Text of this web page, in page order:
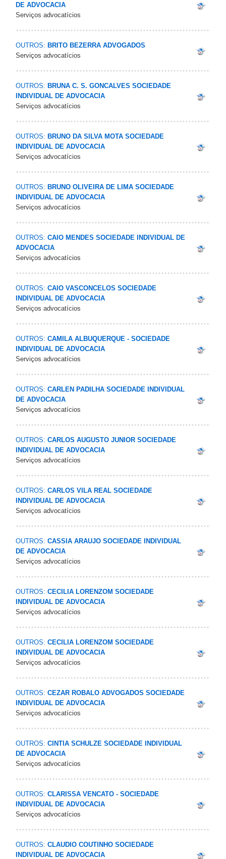
DE ADVOCACIA
Serviços advocatícios
OUTROS: BRITO BEZERRA ADVOGADOS
Serviços advocatícios
OUTROS: BRUNA C. S. GONCALVES SOCIEDADE
INDIVIDUAL DE ADVOCACIA
Serviços advocatícios
OUTROS: BRUNO DA SILVA MOTA SOCIEDADE
INDIVIDUAL DE ADVOCACIA
Serviços advocatícios
OUTROS: BRUNO OLIVEIRA DE LIMA SOCIEDADE
INDIVIDUAL DE ADVOCACIA
Serviços advocatícios
OUTROS: CAIO MENDES SOCIEDADE INDIVIDUAL DE
ADVOCACIA
Serviços advocatícios
OUTROS: CAIO VASCONCELOS SOCIEDADE
INDIVIDUAL DE ADVOCACIA
Serviços advocatícios
OUTROS: CAMILA ALBUQUERQUE - SOCIEDADE
INDIVIDUAL DE ADVOCACIA
Serviços advocatícios
OUTROS: CARLEN PADILHA SOCIEDADE INDIVIDUAL
DE ADVOCACIA
Serviços advocatícios
OUTROS: CARLOS AUGUSTO JUNIOR SOCIEDADE
INDIVIDUAL DE ADVOCACIA
Serviços advocatícios
OUTROS: CARLOS VILA REAL SOCIEDADE
INDIVIDUAL DE ADVOCACIA
Serviços advocatícios
OUTROS: CASSIA ARAUJO SOCIEDADE INDIVIDUAL
DE ADVOCACIA
Serviços advocatícios
OUTROS: CECILIA LORENZOM SOCIEDADE
INDIVIDUAL DE ADVOCACIA
Serviços advocatícios
OUTROS: CECILIA LORENZOM SOCIEDADE
INDIVIDUAL DE ADVOCACIA
Serviços advocatícios
OUTROS: CEZAR ROBALO ADVOGADOS SOCIEDADE
INDIVIDUAL DE ADVOCACIA
Serviços advocatícios
OUTROS: CINTIA SCHULZE SOCIEDADE INDIVIDUAL
DE ADVOCACIA
Serviços advocatícios
OUTROS: CLARISSA VENCATO - SOCIEDADE
INDIVIDUAL DE ADVOCACIA
Serviços advocatícios
OUTROS: CLAUDIO COUTINHO SOCIEDADE
INDIVIDUAL DE ADVOCACIA